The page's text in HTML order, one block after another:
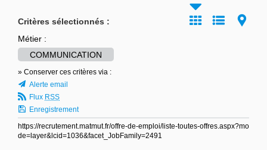
Critères sélectionnés :
Métier :
COMMUNICATION
» Conserver ces critères via :
Alerte email
Flux RSS
Enregistrement
https://recrutement.matmut.fr/offre-de-emploi/liste-toutes-offres.aspx?mo
de=layer&lcid=1036&facet_JobFamily=2491